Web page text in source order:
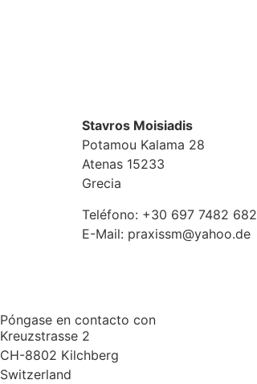
Stavros Moisiadis
Potamou Kalama 28
Atenas 15233
Grecia
Teléfono: +30 697 7482 682
E-Mail: praxissm@yahoo.de
Póngase en contacto con
Kreuzstrasse 2
CH-8802 Kilchberg
Switzerland